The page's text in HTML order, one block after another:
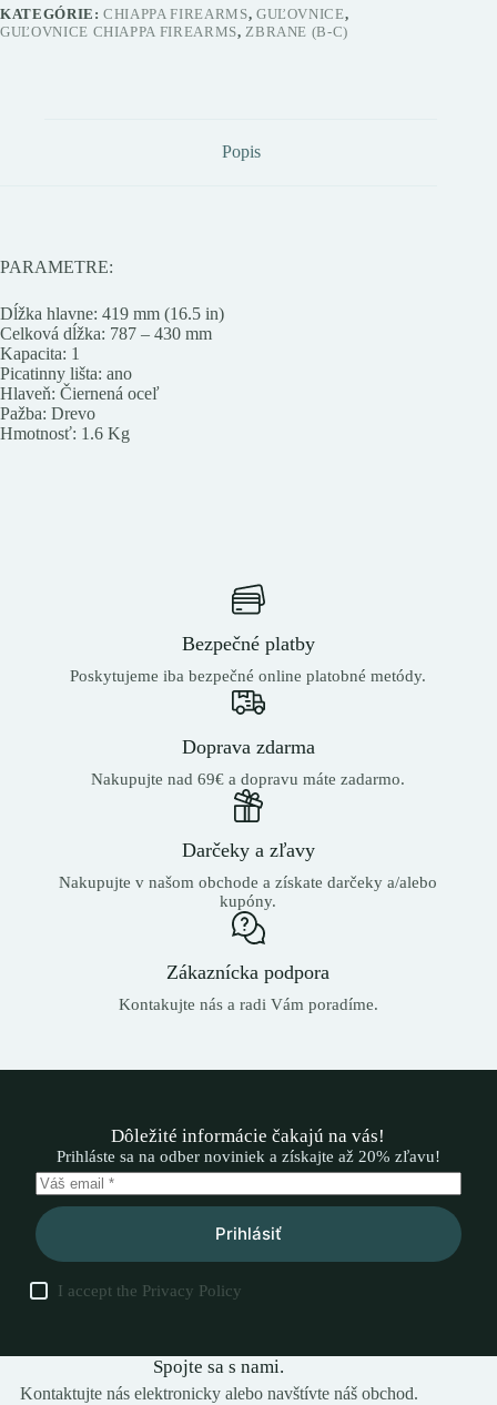
KATEGÓRIE:CHIAPPA FIREARMS, GUĽOVNICE,
GUĽOVNICE CHIAPPA FIREARMS, ZBRANE (B-C)
Popis
PARAMETRE:
Dĺžka hlavne: 419 mm (16.5 in)
Celková dĺžka: 787 – 430 mm
Kapacita: 1
Picatinny lišta: ano
Hlaveň: Čiernená oceľ
Pažba: Drevo
Hmotnosť: 1.6 Kg
Bezpečné platby
Poskytujeme iba bezpečné online platobné metódy.
Doprava zdarma
Nakupujte nad 69€ a dopravu máte zadarmo.
Darčeky a zľavy
Nakupujte v našom obchode a získate darčeky a/alebo
kupóny.
Zákaznícka podpora
Kontakujte nás a radi Vám poradíme.
Dôležité informácie čakajú na vás!
Prihláste sa na odber noviniek a získajte až 20% zľavu!
Prihlásiť
I accept the Privacy Policy
Spojte sa s nami.
Kontaktujte nás elektronicky alebo navštívte náš obchod.